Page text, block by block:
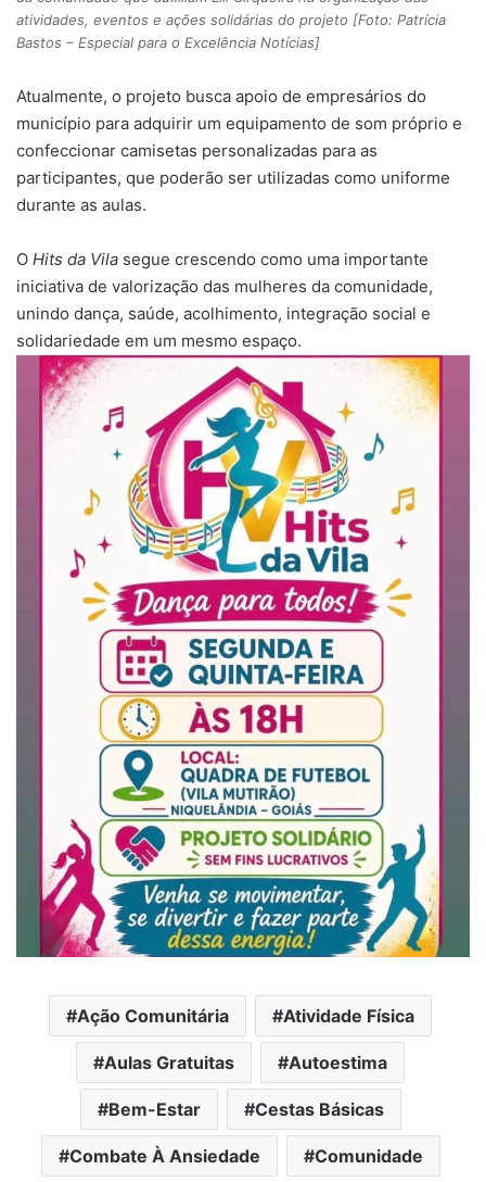
atividades, eventos e ações solidárias do projeto [Foto: Patrícia
Bastos – Especial para o Excelência Notícias]
Atualmente, o projeto busca apoio de empresários do
município para adquirir um equipamento de som próprio e
confeccionar camisetas personalizadas para as
participantes, que poderão ser utilizadas como uniforme
durante as aulas.
O Hits da Vila segue crescendo como uma importante
iniciativa de valorização das mulheres da comunidade,
unindo dança, saúde, acolhimento, integração social e
solidariedade em um mesmo espaço.
Ação Comunitária Atividade Física
Aulas Gratuitas Autoestima
Bem-Estar Cestas Básicas
Combate À Ansiedade Comunidade